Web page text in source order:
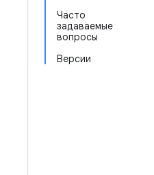
Часто
задаваемые
вопросы
Версии